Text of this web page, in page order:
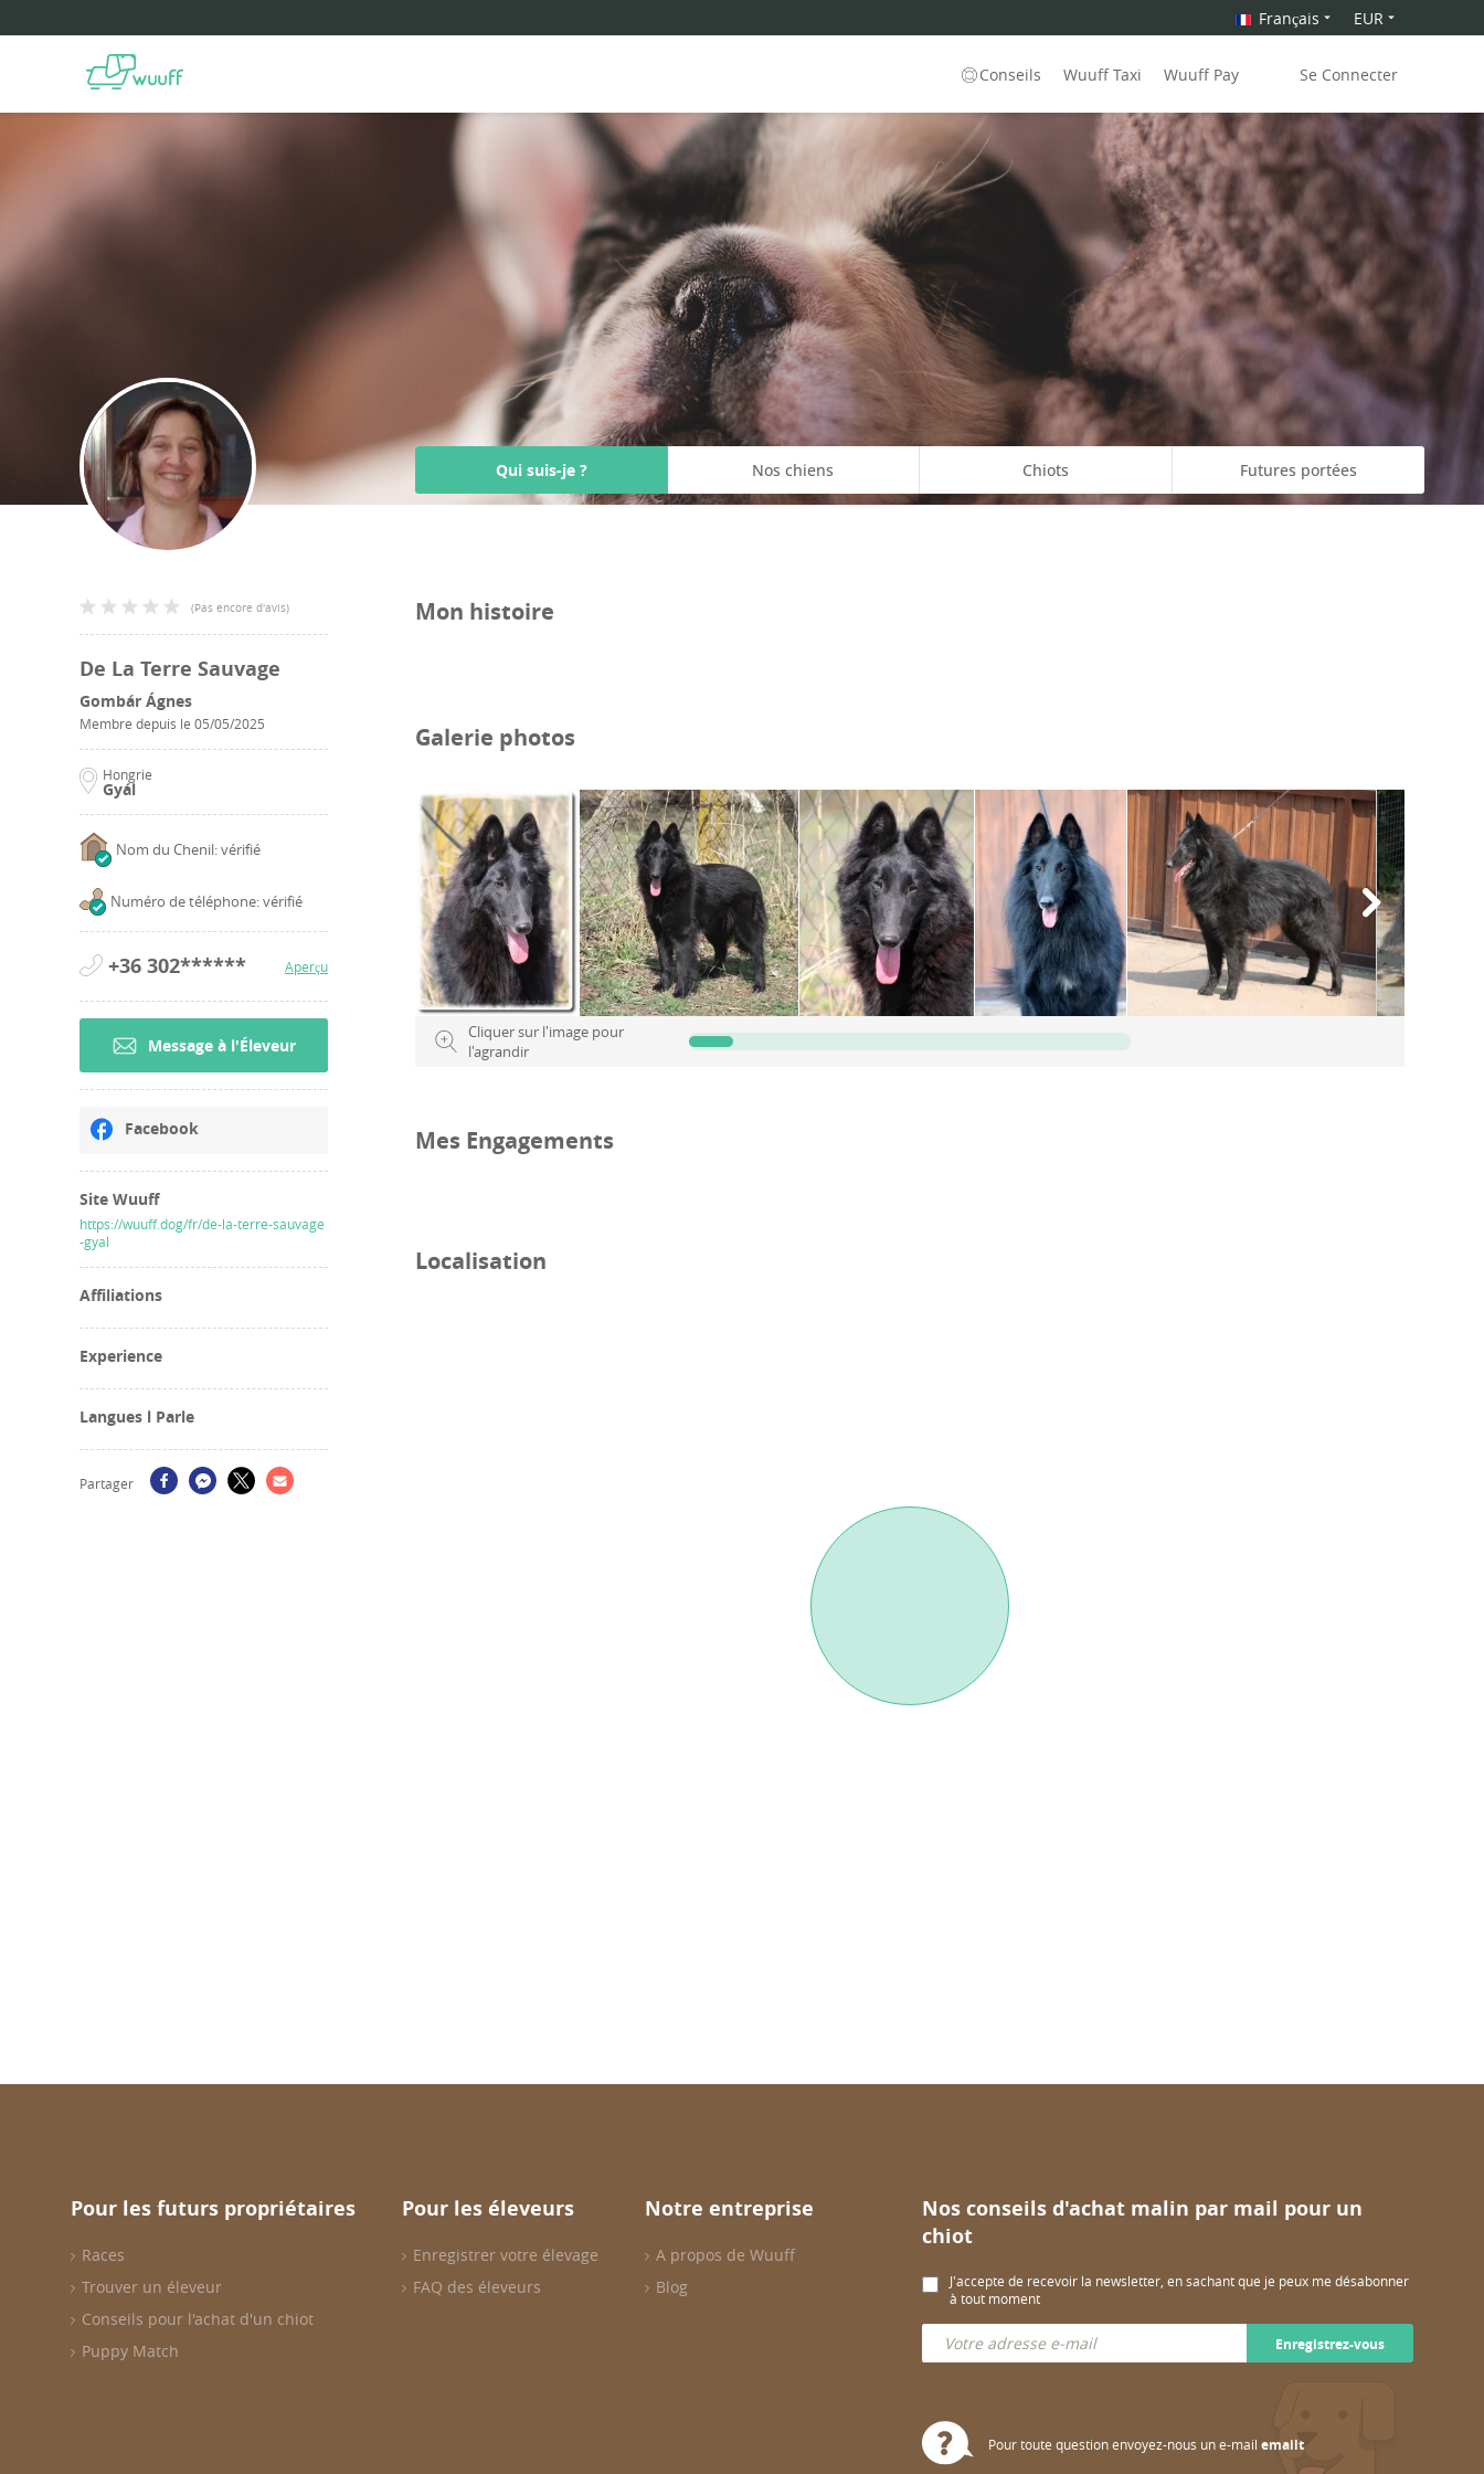
Français EUR
Conseils Wuuff Taxi Wuuff Pay Se Connecter
(Pas encore d'avis)
De La Terre Sauvage
Gombár Ágnes
Membre depuis le 05/05/2025
Hongrie
Gyál
Nom du Chenil: vérifié
Numéro de téléphone: vérifié
+36 302****** Aperçu
Message à l'Éleveur
Facebook
Site Wuuff
https://wuuff.dog/fr/de-la-terre-sauvage
-gyal
Affiliations
Experience
Langues l Parle
Partager
Qui suis-je ? Nos chiens Chiots Futures portées
Mon histoire
Galerie photos
Cliquer sur l'image pour
l'agrandir
Mes Engagements
Localisation
Pour les futurs propriétaires
Races
Trouver un éleveur
Conseils pour l'achat d'un chiot
Puppy Match
Pour les éleveurs
Enregistrer votre élevage
FAQ des éleveurs
Notre entreprise
A propos de Wuuff
Blog
Nos conseils d'achat malin par mail pour un
chiot
J'accepte de recevoir la newsletter, en sachant que je peux me désabonner
à tout moment
Enregistrez-vous
Pour toute question envoyez-nous un e-mail emailt